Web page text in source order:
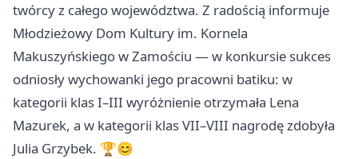
twórcy z całego województwa. Z radością informuje
Młodzieżowy Dom Kultury im. Kornela
Makuszyńskiego w Zamościu — w konkursie sukces
odniosły wychowanki jego pracowni batiku: w
kategorii klas I–III wyróżnienie otrzymała Lena
Mazurek, a w kategorii klas VII–VIII nagrodę zdobyła
Julia Grzybek. 🏆😊